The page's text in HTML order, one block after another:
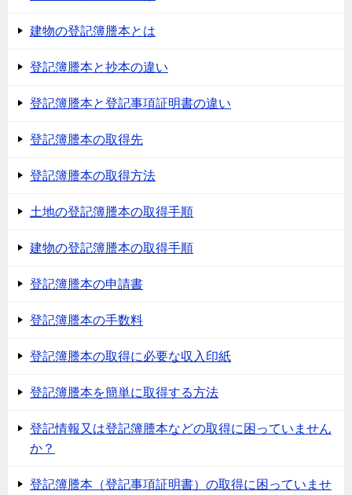
建物の登記簿謄本とは
登記簿謄本と抄本の違い
登記簿謄本と登記事項証明書の違い
登記簿謄本の取得先
登記簿謄本の取得方法
土地の登記簿謄本の取得手順
建物の登記簿謄本の取得手順
登記簿謄本の申請書
登記簿謄本の手数料
登記簿謄本の取得に必要な収入印紙
登記簿謄本を簡単に取得する方法
登記情報又は登記簿謄本などの取得に困っていません
か？
登記簿謄本（登記事項証明書）の取得に困っていませ